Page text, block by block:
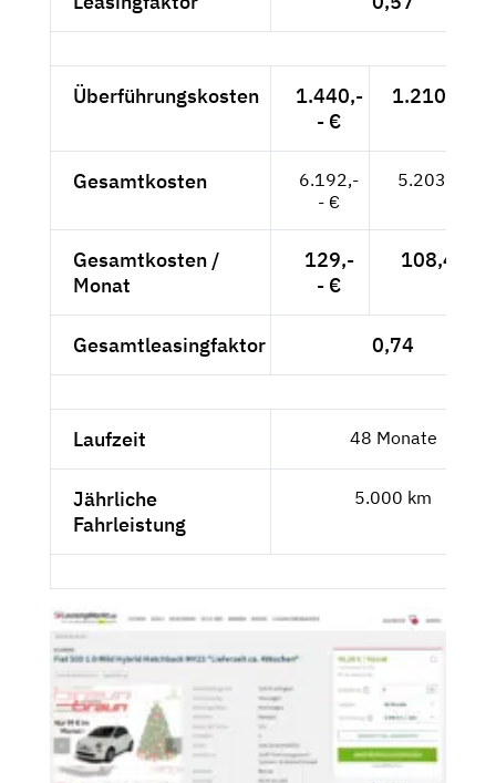
Überführungskosten
1.440,-
- €
1.210,08 €
Gesamtkosten
6.192,-
- €
5.203,36 €
Gesamtkosten /
Monat
129,-
- €
108,40 €
Gesamtleasingfaktor 0,74
Laufzeit 48 Monate
Jährliche
Fahrleistung
5.000 km